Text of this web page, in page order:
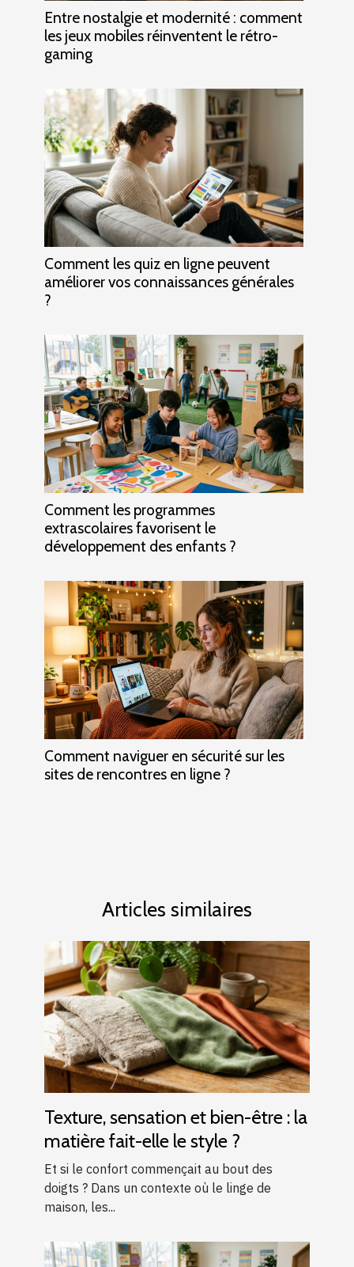
Entre nostalgie et modernité : comment
les jeux mobiles réinventent le rétro-
gaming
Comment les quiz en ligne peuvent
améliorer vos connaissances générales
?
Comment les programmes
extrascolaires favorisent le
développement des enfants ?
Comment naviguer en sécurité sur les
sites de rencontres en ligne ?
Articles similaires
Texture, sensation et bien-être : la
matière fait-elle le style ?
Et si le confort commençait au bout des
doigts ? Dans un contexte où le linge de
maison, les...